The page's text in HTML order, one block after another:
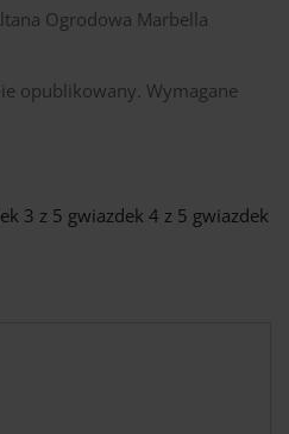
Ogrodowa Marbella
opublikowany. Wymagane
3 z 5 gwiazdek 4 z 5 gwiazdek